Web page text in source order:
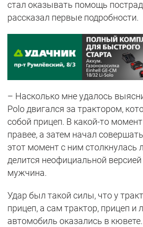
стал оказывать помощь
рассказал первые подробности.
– Насколько мне удалось
Polo двигался за трактором,
собой прицеп. В какой-то
правее, а затем начал
этот момент с ним столкнулась
делится неофициальной
мужчина.
Удар был такой силы, что у
прицеп, а сам трактор, прицеп и
автомобиль оказались в кювете.